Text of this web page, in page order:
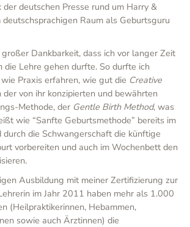
der deutschen Presse rund um Harry &
deutschsprachigen Raum als Geburtsguru
Dankbarkeit, dass ich vor langer Zeit
die Lehre gehen durfte. So durfte ich
Praxis erfahren, wie gut die Creative
der von ihr konzipierten und bewährten
Methode, der Gentle Birth Method, was
wie “Sanfte Geburtsmethode” bereits im
durch die Schwangerschaft die künftige
vorbereiten und auch im Wochenbett den
Ausbildung mit meiner Zertifizierung zur
im Jahr 2011 haben mehr als 1.000
(Heilpraktikerinnen, Hebammen,
sowie auch Ärztinnen) die